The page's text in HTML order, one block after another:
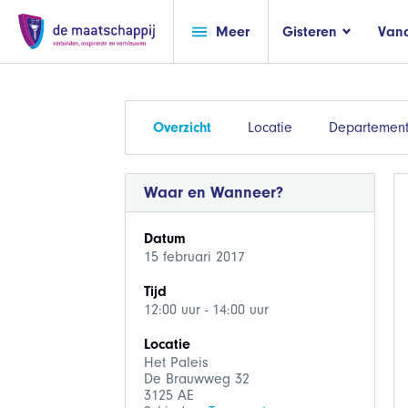
Meer Gisteren
Overzicht Locatie
Waar en Wanneer?
Datum
15 februari 2017
Tijd
12:00 uur - 14:00 uur
Locatie
Het Paleis
De Brauwweg 32
3125 AE